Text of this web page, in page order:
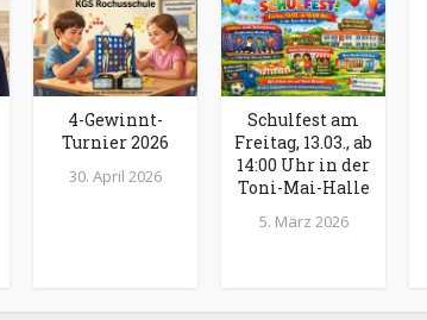
4-Gewinnt-
Turnier 2026
30. April 2026
Schulfest am
Freitag, 13.03., ab
14:00 Uhr in der
Toni-Mai-Halle
5. März 2026